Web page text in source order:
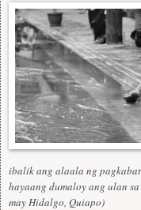
ibalik ang alaala ng
hayaang dumaloy ang ulan
may Hidalgo, Quiapo)